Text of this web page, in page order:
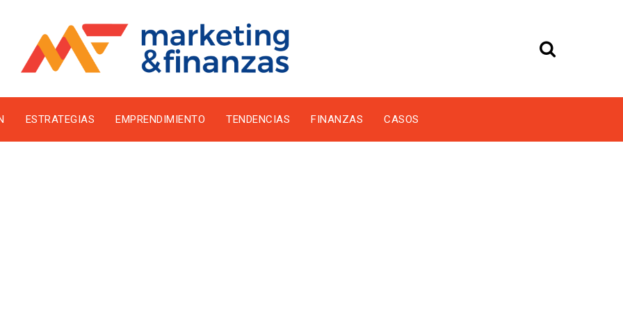
ESTRATEGIAS EMPRENDIMIENTO TENDENCIAS FINANZAS CASOS